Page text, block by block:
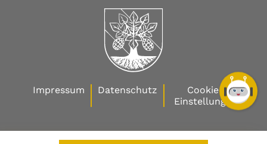
Impressum Datenschutz
Cookie-
Einstellungen